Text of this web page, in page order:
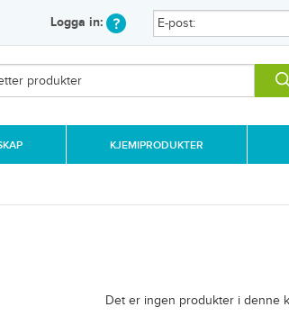
Logga in:
KJEMIPRODUKTER
Det er ingen produkter i denne